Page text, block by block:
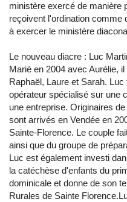
ministère exercé de manière
reçoivent l'ordination comme
à exercer le ministère
Le nouveau diacre : Luc
Marié en 2004 avec Aurélie,
Raphaël, Laure et Sarah.
opérateur spécialisé sur une
une entreprise. Originaires
sont arrivés en Vendée en
Sainte-Florence. Le couple
ainsi que du groupe de
Luc est également investi
la catéchèse d'enfants du
dominicale et donne de son
Rurales de Sainte